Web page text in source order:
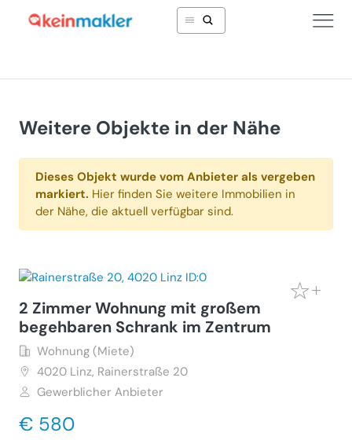
Weitere Objekte in der Nähe
Dieses Objekt wurde vom Anbieter als vergeben
markiert. Hier finden Sie weitere Immobilien in
der Nähe, die aktuell verfügbar sind.
2 Zimmer Wohnung mit großem
begehbaren Schrank im Zentrum
Wohnung (Miete)
4020 Linz, Rainerstraße 20
Gewerblicher Anbieter
€ 580